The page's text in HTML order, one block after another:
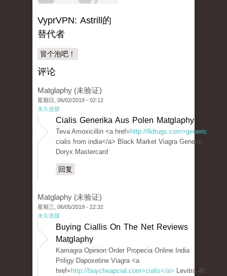
VyprVPN: Astrill的
替代者
冒个泡吧！
评论
Matglaphy (未验证)
星期日, 06/02/2019 - 02:12
永久连接
Cialis Generika Aus Polen Matglaphy
Teva Amoxicillin <a href= http://6drugs.com>generic
cialis from india</a> Black Market Viagra Generic
Doryx Mastercard
回复
Matglaphy (未验证)
星期三, 06/05/2019 - 22:32
永久连接
Buying Ciallis On The Net Reviews
Matglaphy
Kamagra Opinion Order Propecia Online India
Priligy Dapoxetine Viagra <a
href= http://buycheapcial.com>cialis</a> Levitra 40